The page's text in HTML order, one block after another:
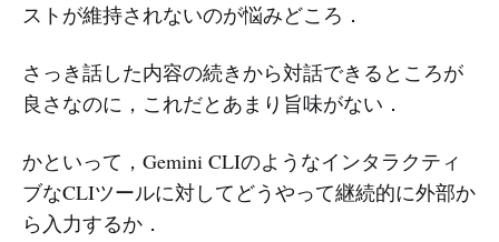
ストが維持されないのが悩みどころ．
さっき話した内容の続きから対話できるところが
良さなのに，これだとあまり旨味がない．
かといって，Gemini CLIのようなインタラクティ
ブなCLIツールに対してどうやって継続的に外部か
ら入力するか．